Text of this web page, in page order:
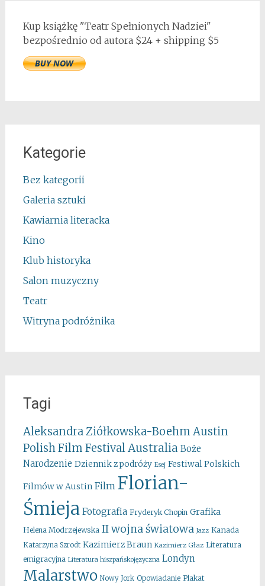
Kup książkę "Teatr Spełnionych Nadziei"
bezpośrednio od autora $24 + shipping $5
Kategorie
Bez kategorii
Galeria sztuki
Kawiarnia literacka
Kino
Klub historyka
Salon muzyczny
Teatr
Witryna podróżnika
Tagi
Aleksandra Ziółkowska-Boehm Austin
Polish Film FestivalAustralia Boże
Narodzenie Dziennik z podróży Esej Festiwal Polskich
Filmów w Austin Film Florian-
Śmieja Fotografia Fryderyk Chopin Grafika
Helena Modrzejewska II wojna światowa Jazz Kanada
Katarzyna Szrodt Kazimierz Braun Kazimierz Głaz Literatura
emigracyjna Literatura hiszpańskojęzyczna Londyn
Malarstwo Nowy Jork Opowiadanie Plakat